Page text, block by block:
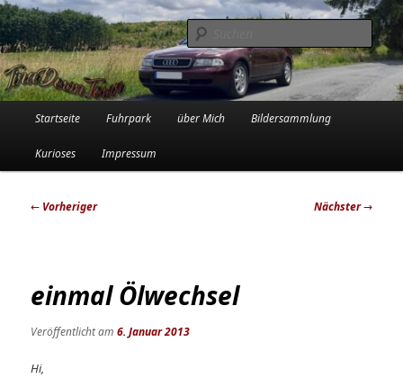
Zum
primären
Inhalt
springenTinadowntown
Die Audi-Schrauberin und ihre Erlebnisse in der Garage
Startseite Fuhrpark über Mich Bildersammlung
Kurioses Impressum
Beitragsnavigation
← Vorheriger Nächster→
einmal Ölwechsel
Veröffentlicht am6. Januar 2013
Hi,